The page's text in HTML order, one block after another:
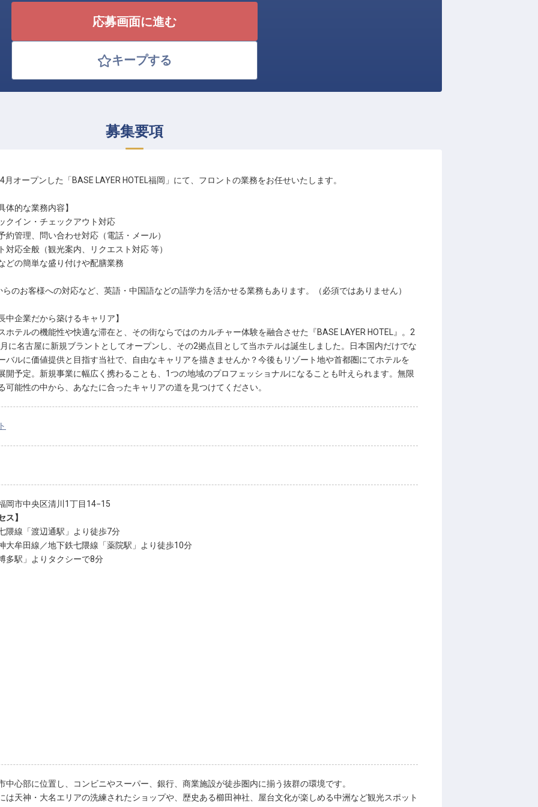
応募画面に進む
キープする
募集要項
月オープンした「BASE LAYER HOTEL福岡」にて、フロントの業務をお任せいたします。
的な業務内容】
クイン・チェックアウト対応
約管理、問い合わせ対応（電話・メール）
対応全般（観光案内、リクエスト対応 等）
どの簡単な盛り付けや配膳業務
のお客様への対応など、英語・中国語などの語学力を活かせる業務もあります。（必須ではありません）
中企業だから築けるキャリア】
ホテルの機能性や快適な滞在と、その街ならではのカルチャー体験を融合させた『BASE LAYER HOTEL』。2
に名古屋に新規ブラントとしてオープンし、その2拠点目として当ホテルは誕生しました。日本国内だけでな
バルに価値提供と目指す当社で、自由なキャリアを描きませんか？今後もリゾート地や首都圏にてホテルを
開予定。新規事業に幅広く携わることも、1つの地域のプロフェッショナルになることも叶えられます。無限
可能性の中から、あなたに合ったキャリアの道を見つけてください。
岡市中央区清川1丁目14−15
ス】
隈線「渡辺通駅」より徒歩7分
大牟田線／地下鉄七隈線「薬院駅」より徒歩10分
多駅」よりタクシーで8分
中心部に位置し、コンビニやスーパー、銀行、商業施設が徒歩圏内に揃う抜群の環境です。
は天神・大名エリアの洗練されたショップや、歴史ある櫛田神社、屋台文化が楽しめる中洲など観光スポット